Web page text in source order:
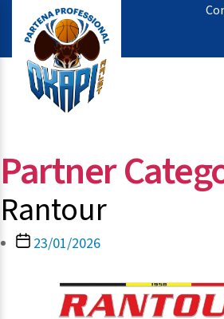
inhoud
Partner
Rantour
Berichtdatum
23/01/2026